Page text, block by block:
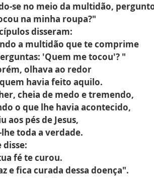
se no meio da multidão,
na minha roupa?"
disseram:
a multidão que te comprime
'Quem me tocou'? "
olhava ao redor
havia feito aquilo.
cheia de medo e tremendo,
o que lhe havia acontecido,
aos pés de Jesus,
toda a verdade.
disse:
fé te curou.
e fica curada dessa doença".